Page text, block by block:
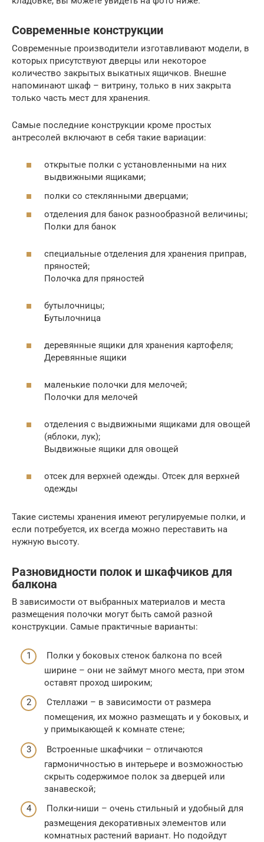
Современные конструкции
Современные производители изготавливают модели, в
которых присутствуют дверцы или некоторое
количество закрытых выкатных ящичков. Внешне
напоминают шкаф – витрину, только в них закрыта
только часть мест для хранения.
Самые последние конструкции кроме простых
антресолей включают в себя такие вариации:
открытые полки с установленными на них
выдвижными ящиками;
полки со стеклянными дверцами;
отделения для банок разнообразной величины;
Полки для банок
специальные отделения для хранения приправ,
пряностей;
Полочка для пряностей
бутылочницы;
Бутылочница
деревянные ящики для хранения картофеля;
Деревянные ящики
маленькие полочки для мелочей;
Полочки для мелочей
отделения с выдвижными ящиками для овощей
(яблоки, лук);
Выдвижные ящики для овощей
отсек для верхней одежды. Отсек для верхней
одежды
Такие системы хранения имеют регулируемые полки, и
если потребуется, их всегда можно переставить на
нужную высоту.
Разновидности полок и шкафчиков для
балкона
В зависимости от выбранных материалов и места
размещения полочки могут быть самой разной
конструкции. Самые практичные варианты:
Полки у боковых стенок балкона по всей
ширине – они не займут много места, при этом
оставят проход широким;
Стеллажи – в зависимости от размера
помещения, их можно размещать и у боковых, и
у примыкающей к комнате стене;
Встроенные шкафчики – отличаются
гармоничностью в интерьере и возможностью
скрыть содержимое полок за дверцей или
занавеской;
Полки-ниши – очень стильный и удобный для
размещения декоративных элементов или
комнатных растений вариант. Но подойдут